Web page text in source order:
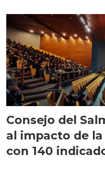
Consejo del
al impacto de
con 140